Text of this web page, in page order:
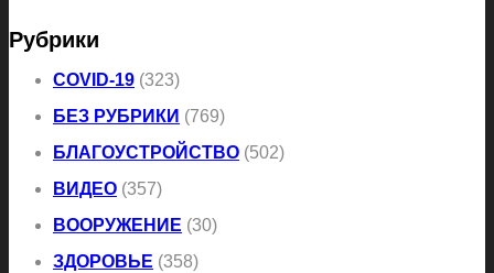
Рубрики
COVID-19 (323)
БЕЗ РУБРИКИ (769)
БЛАГОУСТРОЙСТВО (502)
ВИДЕО (357)
ВООРУЖЕНИЕ (30)
ЗДОРОВЬЕ (358)